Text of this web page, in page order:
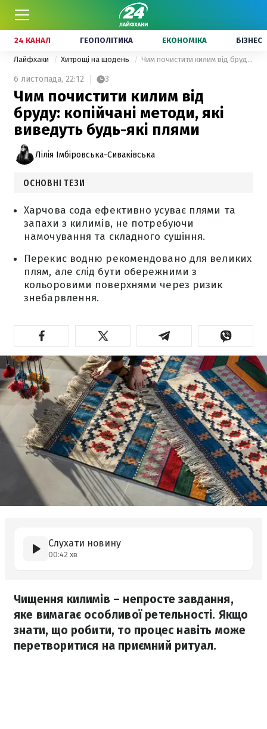
24 КАНАЛ ГЕОПОЛІТИКА ЕКОНОМІКА БІЗНЕС
Лайфхаки Хитрощі на щодень Чим почистити килим від бруду: копійчані методи, які виведуть будь-які плями
6 листопада, 22:12 3
Чим почистити килим від
бруду: копійчані методи, які
виведуть будь-які плями
Лілія Імбіровська-Сиваківська
ОСНОВНІ ТЕЗИ
Харчова сода ефективно усуває плями та
запахи з килимів, не потребуючи
намочування та складного сушіння.
Перекис водню рекомендовано для великих
плям, але слід бути обережними з
кольоровими поверхнями через ризик
знебарвлення.
Слухати новину
00:42 хв
Чищення килимів – непросте завдання,
яке вимагає особливої ретельності. Якщо
знати, що робити, то процес навіть може
перетворитися на приємний ритуал.